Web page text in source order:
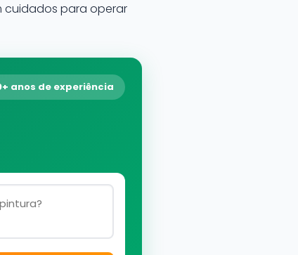
cuidados para operar
anos de experiência